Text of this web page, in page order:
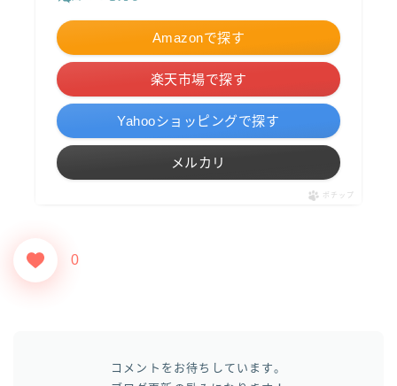
Amazonで探す
楽天市場で探す
Yahooショッピングで探す
メルカリ
ポチップ
0
コメントをお待ちしています。